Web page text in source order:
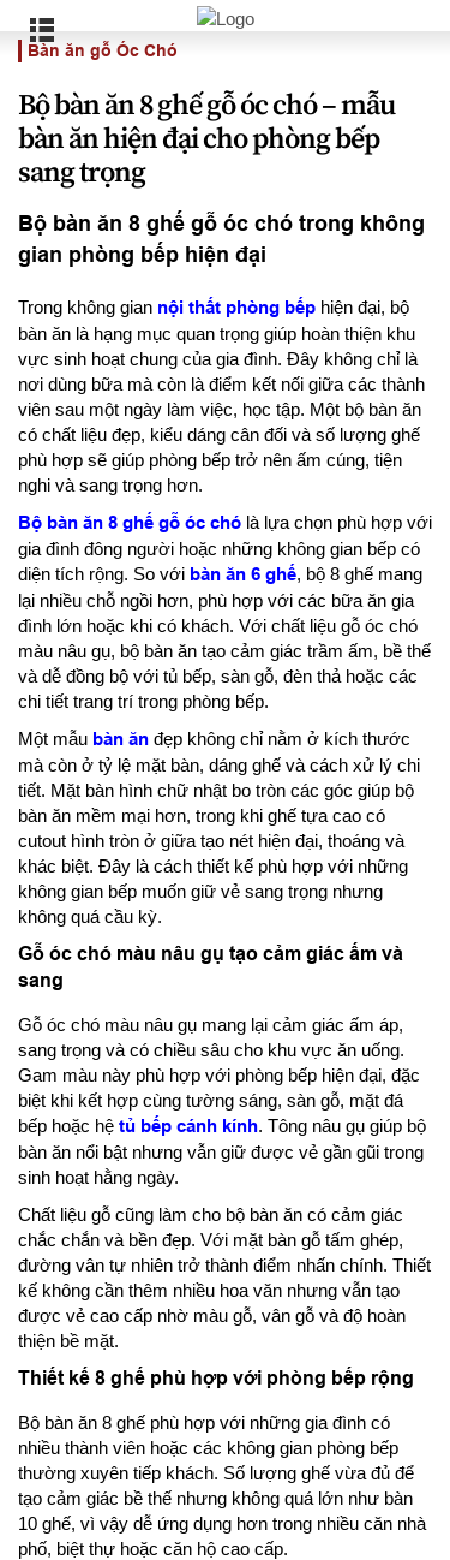
Bàn ăn gỗ Óc Chó
Bộ bàn ăn 8 ghế gỗ óc chó – mẫu
bàn ăn hiện đại cho phòng bếp
sang trọng
Bộ bàn ăn 8 ghế gỗ óc chó trong không
gian phòng bếp hiện đại
Trong không gian nội thất phòng bếp hiện đại, bộ
bàn ăn là hạng mục quan trọng giúp hoàn thiện khu
vực sinh hoạt chung của gia đình. Đây không chỉ là
nơi dùng bữa mà còn là điểm kết nối giữa các thành
viên sau một ngày làm việc, học tập. Một bộ bàn ăn
có chất liệu đẹp, kiểu dáng cân đối và số lượng ghế
phù hợp sẽ giúp phòng bếp trở nên ấm cúng, tiện
nghi và sang trọng hơn.
Bộ bàn ăn 8 ghế gỗ óc chó là lựa chọn phù hợp với
gia đình đông người hoặc những không gian bếp có
diện tích rộng. So với bàn ăn 6 ghế, bộ 8 ghế mang
lại nhiều chỗ ngồi hơn, phù hợp với các bữa ăn gia
đình lớn hoặc khi có khách. Với chất liệu gỗ óc chó
màu nâu gụ, bộ bàn ăn tạo cảm giác trầm ấm, bề thế
và dễ đồng bộ với tủ bếp, sàn gỗ, đèn thả hoặc các
chi tiết trang trí trong phòng bếp.
Một mẫu bàn ăn đẹp không chỉ nằm ở kích thước
mà còn ở tỷ lệ mặt bàn, dáng ghế và cách xử lý chi
tiết. Mặt bàn hình chữ nhật bo tròn các góc giúp bộ
bàn ăn mềm mại hơn, trong khi ghế tựa cao có
cutout hình tròn ở giữa tạo nét hiện đại, thoáng và
khác biệt. Đây là cách thiết kế phù hợp với những
không gian bếp muốn giữ vẻ sang trọng nhưng
không quá cầu kỳ.
Gỗ óc chó màu nâu gụ tạo cảm giác ấm và
sang
Gỗ óc chó màu nâu gụ mang lại cảm giác ấm áp,
sang trọng và có chiều sâu cho khu vực ăn uống.
Gam màu này phù hợp với phòng bếp hiện đại, đặc
biệt khi kết hợp cùng tường sáng, sàn gỗ, mặt đá
bếp hoặc hệ tủ bếp cánh kính. Tông nâu gụ giúp bộ
bàn ăn nổi bật nhưng vẫn giữ được vẻ gần gũi trong
sinh hoạt hằng ngày.
Chất liệu gỗ cũng làm cho bộ bàn ăn có cảm giác
chắc chắn và bền đẹp. Với mặt bàn gỗ tấm ghép,
đường vân tự nhiên trở thành điểm nhấn chính. Thiết
kế không cần thêm nhiều hoa văn nhưng vẫn tạo
được vẻ cao cấp nhờ màu gỗ, vân gỗ và độ hoàn
thiện bề mặt.
Thiết kế 8 ghế phù hợp với phòng bếp rộng
Bộ bàn ăn 8 ghế phù hợp với những gia đình có
nhiều thành viên hoặc các không gian phòng bếp
thường xuyên tiếp khách. Số lượng ghế vừa đủ để
tạo cảm giác bề thế nhưng không quá lớn như bàn
10 ghế, vì vậy dễ ứng dụng hơn trong nhiều căn nhà
phố, biệt thự hoặc căn hộ cao cấp.